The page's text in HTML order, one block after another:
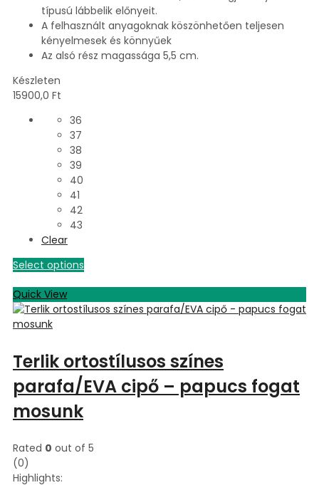
típusú lábbelik előnyeit.
A felhasznált anyagoknak köszönhetően teljesen
kényelmesek és könnyűek
Az alsó rész magassága 5,5 cm.
Készleten
15900,0 Ft
36
37
38
39
40
41
42
43
Clear
Select options
Quick View
Terlik ortostílusos színes
parafa/EVA cipő – papucs fogat
mosunk
Rated 0 out of 5
(0)
Highlights: